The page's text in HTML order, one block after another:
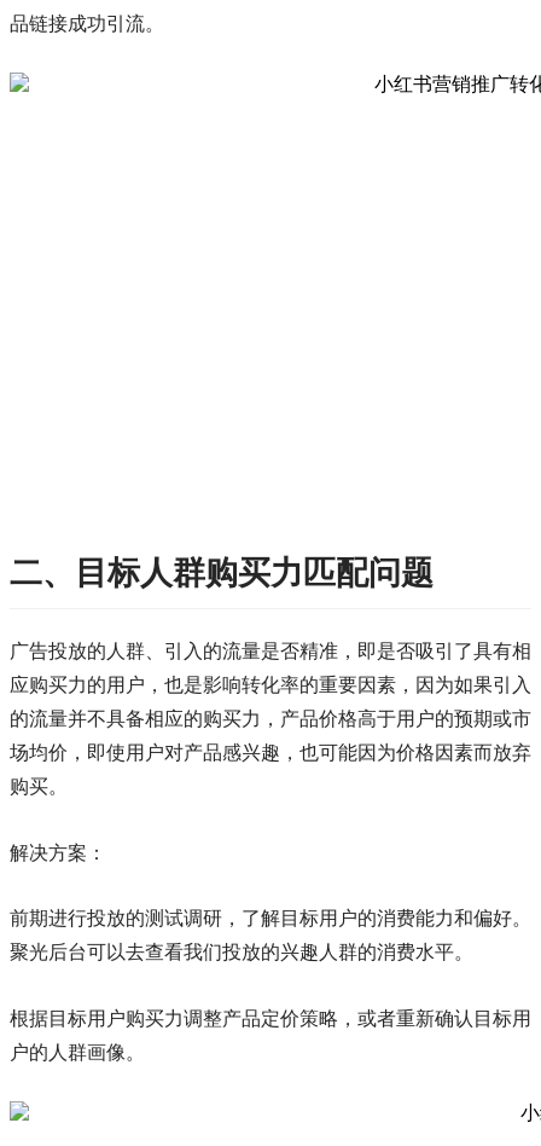
品链接成功引流。
二、目标人群购买力匹配问题
广告投放的人群、引入的流量是否精准，即是否吸引了具有相
应购买力的用户，也是影响转化率的重要因素，因为如果引入
的流量并不具备相应的购买力，产品价格高于用户的预期或市
场均价，即使用户对产品感兴趣，也可能因为价格因素而放弃
购买。
解决方案：
前期进行投放的测试调研，了解目标用户的消费能力和偏好。
聚光后台可以去查看我们投放的兴趣人群的消费水平。
根据目标用户购买力调整产品定价策略，或者重新确认目标用
户的人群画像。